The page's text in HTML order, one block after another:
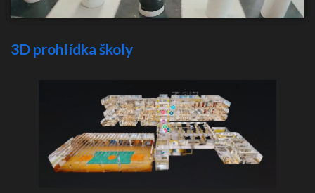
3D prohlídka školy